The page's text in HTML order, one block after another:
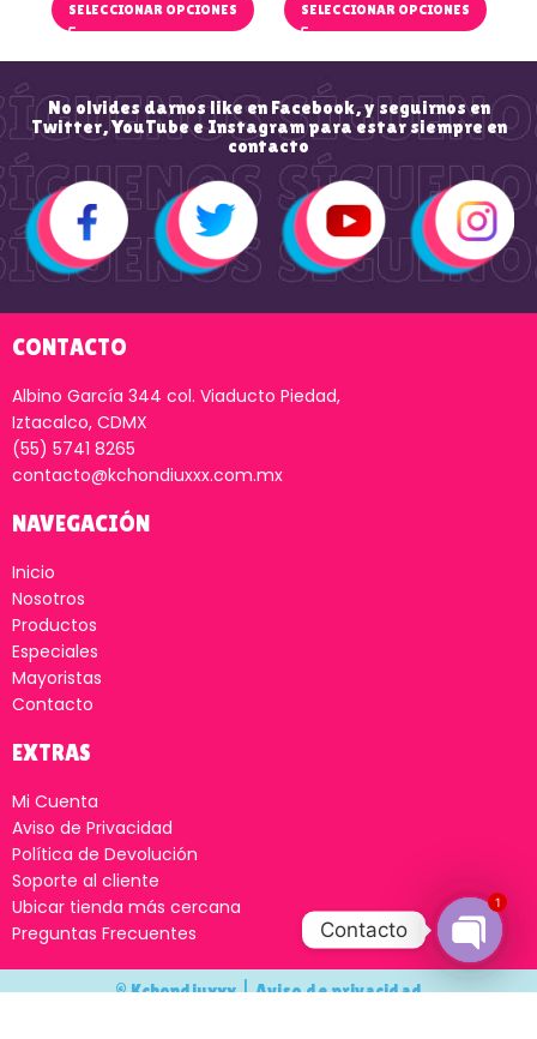
SELECCIONAR OPCIONES SELECCIONAR OPCIONES
No olvides darnos like en Facebook, y seguirnos en
Twitter, YouTube e Instagram para estar siempre en
contacto
CONTACTO
Albino García 344 col. Viaducto Piedad,
Iztacalco, CDMX
(55) 5741 8265
contacto@kchondiuxxx.com.mx
NAVEGACIÓN
Inicio
Nosotros
Productos
Especiales
Mayoristas
Contacto
EXTRAS
Mi Cuenta
Aviso de Privacidad
Política de Devolución
Soporte al cliente
Ubicar tienda más cercana
Preguntas Frecuentes
© Kchondiuxxx |Aviso de privacidad
Contacto
Open
1